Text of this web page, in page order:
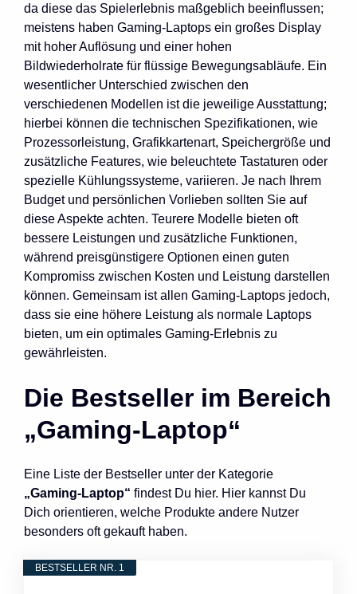
da diese das Spielerlebnis maßgeblich beeinflussen;
meistens haben Gaming-Laptops ein großes Display
mit hoher Auflösung und einer hohen
Bildwiederholrate für flüssige Bewegungsabläufe. Ein
wesentlicher Unterschied zwischen den
verschiedenen Modellen ist die jeweilige Ausstattung;
hierbei können die technischen Spezifikationen, wie
Prozessorleistung, Grafikkartenart, Speichergröße und
zusätzliche Features, wie beleuchtete Tastaturen oder
spezielle Kühlungssysteme, variieren. Je nach Ihrem
Budget und persönlichen Vorlieben sollten Sie auf
diese Aspekte achten. Teurere Modelle bieten oft
bessere Leistungen und zusätzliche Funktionen,
während preisgünstigere Optionen einen guten
Kompromiss zwischen Kosten und Leistung darstellen
können. Gemeinsam ist allen Gaming-Laptops jedoch,
dass sie eine höhere Leistung als normale Laptops
bieten, um ein optimales Gaming-Erlebnis zu
gewährleisten.
Die Bestseller im Bereich
„Gaming-Laptop“
Eine Liste der Bestseller unter der Kategorie
„Gaming-Laptop“ findest Du hier. Hier kannst Du
Dich orientieren, welche Produkte andere Nutzer
besonders oft gekauft haben.
BESTSELLER NR. 1